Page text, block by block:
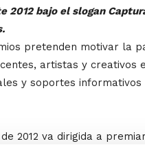
2012 bajo el slogan
pretenden motivar la
artistas y creativos
y soportes
2012 va dirigida a